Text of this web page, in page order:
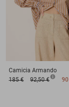
Camicia Armando
185 €
92,50 €